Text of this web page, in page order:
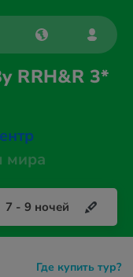
RRH&R 3*
мира
7 - 9 ночей
Где купить тур?